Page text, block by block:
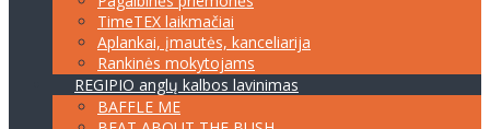
TimeTEX laikmačiai
Aplankai, įmautės, kanceliarija
Rankinės mokytojams
REGIPIO anglų kalbos lavinimas
BAFFLE ME